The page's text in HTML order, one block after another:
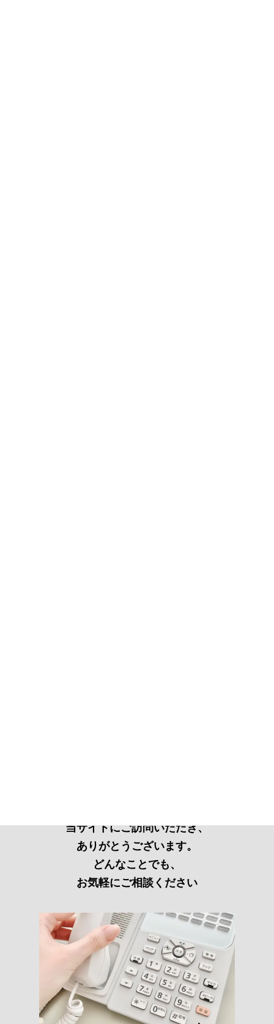
当サイトにご訪問いただき、
ありがとうございます。
どんなことでも、
お気軽にご相談ください